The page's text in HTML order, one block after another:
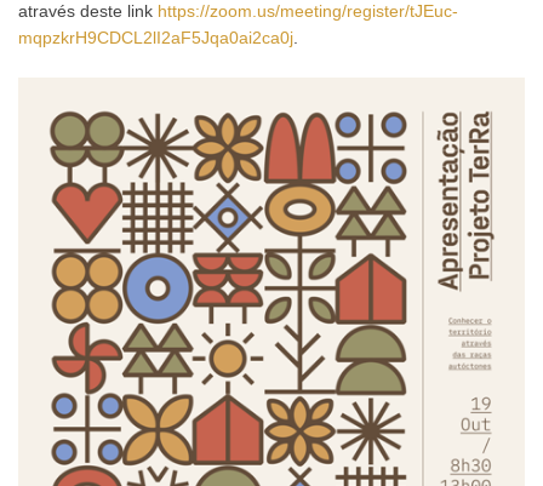
através deste link https://zoom.us/meeting/register/tJEuc-
mqpzkrH9CDCL2lI2aF5Jqa0ai2ca0j